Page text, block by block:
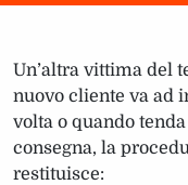
Un’altra vittima del
nuovo cliente va ad
volta o quando
consegna, la
restituisce: